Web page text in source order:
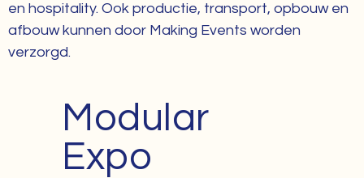
en hospitality. Ook productie, transport, opbouw en
afbouw kunnen door Making Events worden
verzorgd.
Modular
Expo